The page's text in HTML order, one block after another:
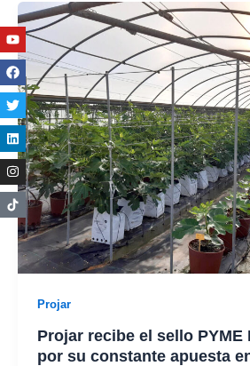
Projar
Projar recibe el sello PYME
por su constante apuesta
Youtube
Facebook
Twitter
Linkedin
Instagram